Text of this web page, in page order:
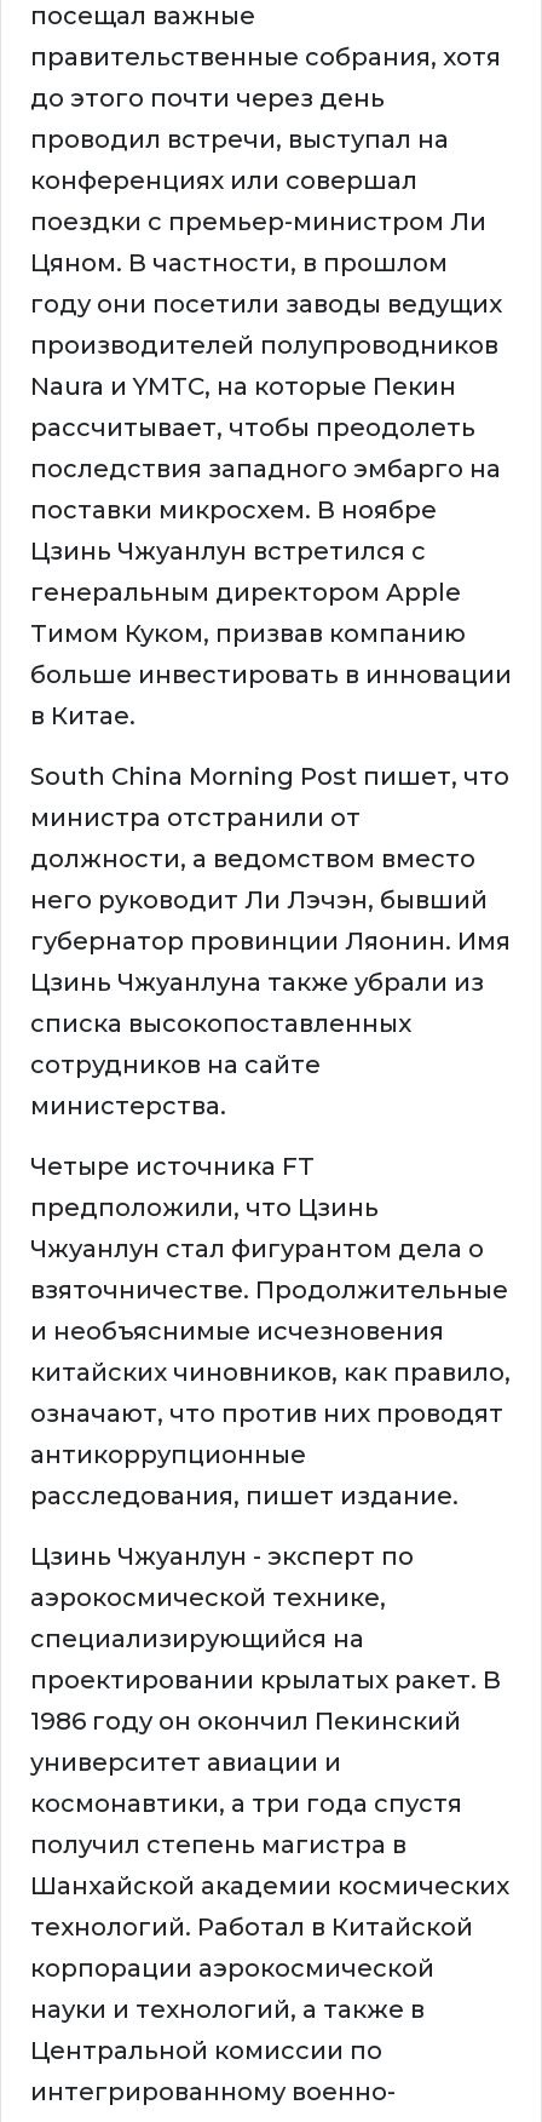
посещал важные
правительственные собрания, хотя
до этого почти через день
проводил встречи, выступал на
конференциях или совершал
поездки с премьер-министром Ли
Цяном. В частности, в прошлом
году они посетили заводы ведущих
производителей полупроводников
Naura и YMTC, на которые Пекин
рассчитывает, чтобы преодолеть
последствия западного эмбарго на
поставки микросхем. В ноябре
Цзинь Чжуанлун встретился с
генеральным директором Apple
Тимом Куком, призвав компанию
больше инвестировать в инновации
в Китае.
South China Morning Post пишет, что
министра отстранили от
должности, а ведомством вместо
него руководит Ли Лэчэн, бывший
губернатор провинции Ляонин. Имя
Цзинь Чжуанлуна также убрали из
списка высокопоставленных
сотрудников на сайте
министерства.
Четыре источника FT
предположили, что Цзинь
Чжуанлун стал фигурантом дела о
взяточничестве. Продолжительные
и необъяснимые исчезновения
китайских чиновников, как правило,
означают, что против них проводят
антикоррупционные
расследования, пишет издание.
Цзинь Чжуанлун - эксперт по
аэрокосмической технике,
специализирующийся на
проектировании крылатых ракет. В
1986 году он окончил Пекинский
университет авиации и
космонавтики, а три года спустя
получил степень магистра в
Шанхайской академии космических
технологий. Работал в Китайской
корпорации аэрокосмической
науки и технологий, а также в
Центральной комиссии по
интегрированному военно-